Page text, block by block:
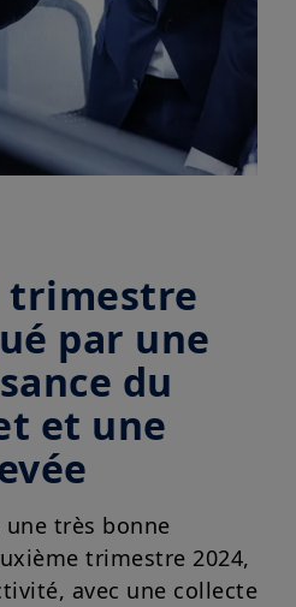
trimestre
par une
du
et une
une très bonne
trimestre 2024,
avec une collecte